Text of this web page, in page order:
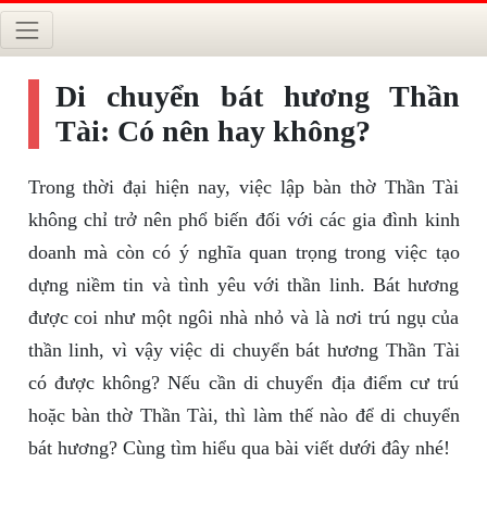
Di chuyển bát hương Thần
Tài: Có nên hay không?
Trong thời đại hiện nay, việc lập bàn thờ Thần Tài
không chỉ trở nên phổ biến đối với các gia đình kinh
doanh mà còn có ý nghĩa quan trọng trong việc tạo
dựng niềm tin và tình yêu với thần linh. Bát hương
được coi như một ngôi nhà nhỏ và là nơi trú ngụ của
thần linh, vì vậy việc di chuyển bát hương Thần Tài
có được không? Nếu cần di chuyển địa điểm cư trú
hoặc bàn thờ Thần Tài, thì làm thế nào để di chuyển
bát hương? Cùng tìm hiểu qua bài viết dưới đây nhé!